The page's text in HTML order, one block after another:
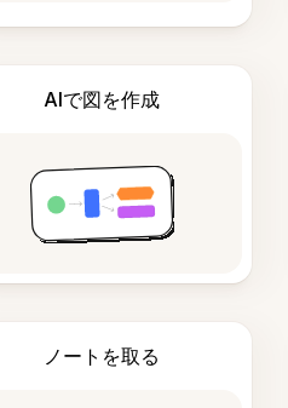
AIで図を作成
ノートを取る